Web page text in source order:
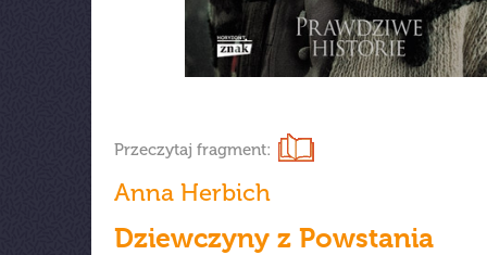
Przeczytaj fragment:
Anna Herbich
Dziewczyny z Powstania